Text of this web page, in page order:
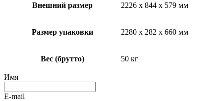
Внешний размер 2226 х 844 х 579 мм
Размер упаковки 2280 х 282 х 660 мм
Вес (брутто) 50 кг
Имя
E-mail